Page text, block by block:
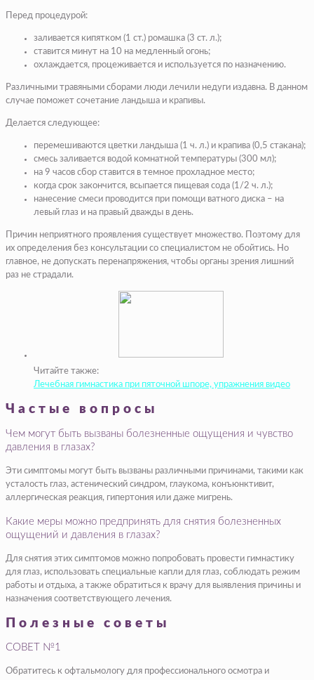
Перед процедурой:
заливается кипятком (1 ст.) ромашка (3 ст. л.);
ставится минут на 10 на медленный огонь;
охлаждается, процеживается и используется по назначению.
Различными травяными сборами люди лечили недуги издавна. В данном
случае поможет сочетание ландыша и крапивы.
Делается следующее:
перемешиваются цветки ландыша (1 ч. л.) и крапива (0,5 стакана);
смесь заливается водой комнатной температуры (300 мл);
на 9 часов сбор ставится в темное прохладное место;
когда срок закончится, всыпается пищевая сода (1/2 ч. л.);
нанесение смеси проводится при помощи ватного диска – на
левый глаз и на правый дважды в день.
Причин неприятного проявления существует множество. Поэтому для
их определения без консультации со специалистом не обойтись. Но
главное, не допускать перенапряжения, чтобы органы зрения лишний
раз не страдали.
Читайте также:
Лечебная гимнастика при пяточной шпоре, упражнения видео
Частые вопросы
Чем могут быть вызваны болезненные ощущения и чувство
давления в глазах?
Эти симптомы могут быть вызваны различными причинами, такими как
усталость глаз, астенический синдром, глаукома, конъюнктивит,
аллергическая реакция, гипертония или даже мигрень.
Какие меры можно предпринять для снятия болезненных
ощущений и давления в глазах?
Для снятия этих симптомов можно попробовать провести гимнастику
для глаз, использовать специальные капли для глаз, соблюдать режим
работы и отдыха, а также обратиться к врачу для выявления причины и
назначения соответствующего лечения.
Полезные советы
СОВЕТ №1
Обратитесь к офтальмологу для профессионального осмотра и